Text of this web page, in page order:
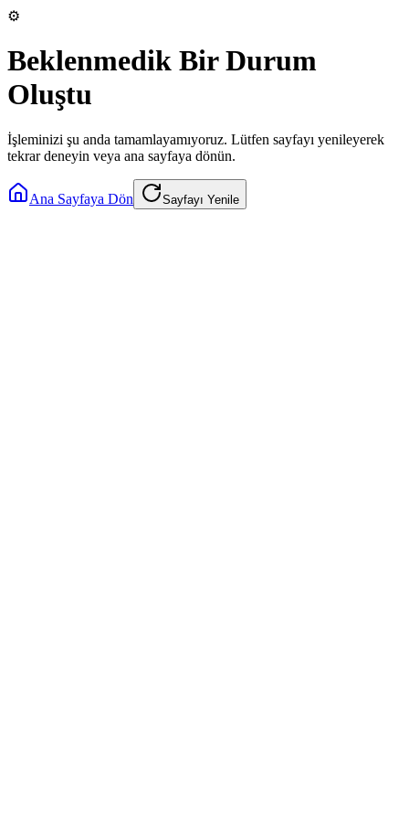
⚙️
Beklenmedik Bir Durum
Oluştu
İşleminizi şu anda tamamlayamıyoruz. Lütfen sayfayı yenileyerek
tekrar deneyin veya ana sayfaya dönün.
Ana Sayfaya Dön Sayfayı Yenile